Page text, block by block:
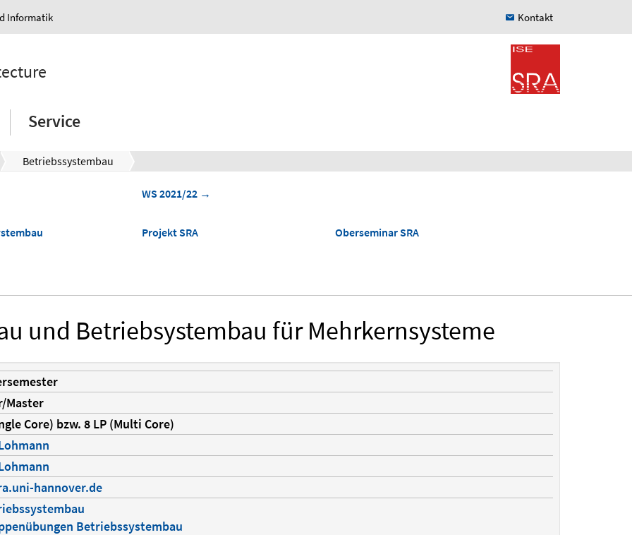
Informatik Kontakt
Service
Betriebssystembau
WS 2021/22 →
Projekt SRA Oberseminar SRA
und Betriebsystembau für Mehrkernsysteme
Master
Core) bzw. 8 LP (Multi Core)
hannover.de
Betriebssystembau